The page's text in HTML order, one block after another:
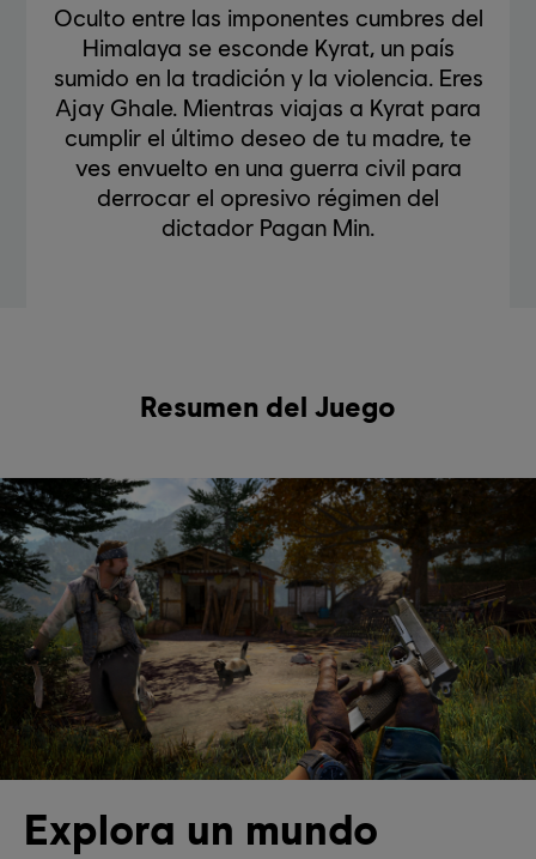
Oculto entre las imponentes cumbres del
Himalaya se esconde Kyrat, un país
sumido en la tradición y la violencia. Eres
Ajay Ghale. Mientras viajas a Kyrat para
cumplir el último deseo de tu madre, te
ves envuelto en una guerra civil para
derrocar el opresivo régimen del
dictador Pagan Min.
Resumen del Juego
Explora un mundo